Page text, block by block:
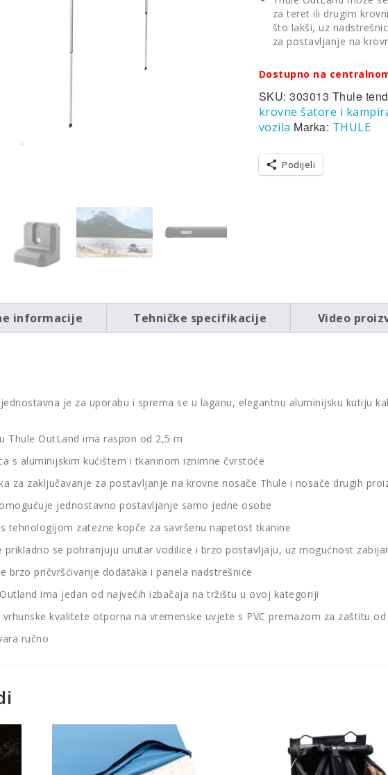
za teret ili drugim
što lakši, uz
za postavljanje na
Dostupno na
SKU:303013 Thule
krovne šatore i
vozila Marka: THULE
Podijeli
informacije Tehničke specifikacije Video
je za uporabu i sprema se u laganu, elegantnu aluminijsku kutiju
Thule OutLand ima raspon od 2,5 m
s aluminijskim kućištem i tkaninom iznimne čvrstoće
za zaključavanje za postavljanje na krovne nosače Thule i nosače drugih
jednostavno postavljanje samo jedne osobe
tehnologijom zatezne kopče za savršenu napetost tkanine
prikladno se pohranjuju unutar vodilice i brzo postavljaju, uz mogućnost
brzo pričvršćivanje dodataka i panela nadstrešnice
ima jedan od najvećih izbačaja na tržištu u ovoj kategoriji
kvalitete otporna na vremenske uvjete s PVC premazom za zaštitu od
ručno